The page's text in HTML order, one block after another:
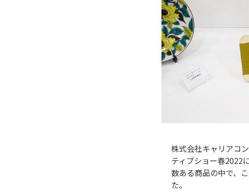
株式会社キャリアコ
ティブショー春2022
数ある商品の中で、
た。